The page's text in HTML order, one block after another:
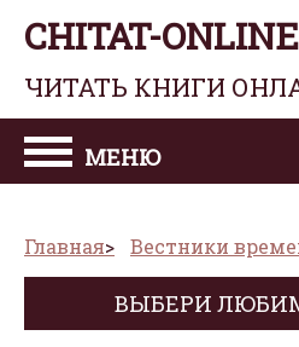
CHITAT-
ЧИТАТЬ КНИГИ
МЕНЮ
Главная Вестники
ВЫБЕРИ